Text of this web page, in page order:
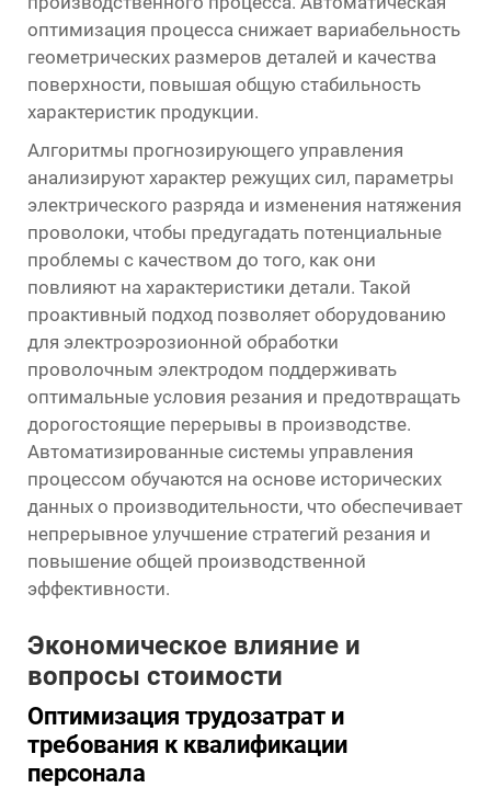
оптимизация процесса снижает вариабельность
геометрических размеров деталей и качества
поверхности, повышая общую стабильность
характеристик продукции.
Алгоритмы прогнозирующего управления
анализируют характер режущих сил, параметры
электрического разряда и изменения натяжения
проволоки, чтобы предугадать потенциальные
проблемы с качеством до того, как они
повлияют на характеристики детали. Такой
проактивный подход позволяет оборудованию
для электроэрозионной обработки
проволочным электродом поддерживать
оптимальные условия резания и предотвращать
дорогостоящие перерывы в производстве.
Автоматизированные системы управления
процессом обучаются на основе исторических
данных о производительности, что обеспечивает
непрерывное улучшение стратегий резания и
повышение общей производственной
эффективности.
Экономическое влияние и
вопросы стоимости
Оптимизация трудозатрат и
требования к квалификации
персонала